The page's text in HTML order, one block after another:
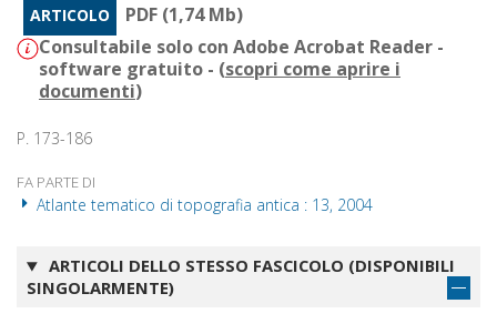
ARTICOLO
PDF (1,74 Mb)
Consultabile solo con Adobe Acrobat Reader -
software gratuito - (scopri come aprire i
documenti)
P. 173-186
FA PARTE DI
Atlante tematico di topografia antica : 13, 2004
ARTICOLI DELLO STESSO FASCICOLO (DISPONIBILI
SINGOLARMENTE)